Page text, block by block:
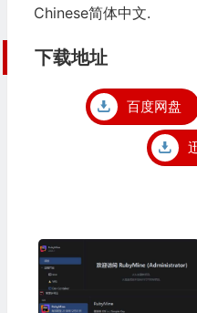
Chinese简体中文.
下载地址
百度网盘